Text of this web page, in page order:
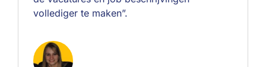
vollediger te maken”.